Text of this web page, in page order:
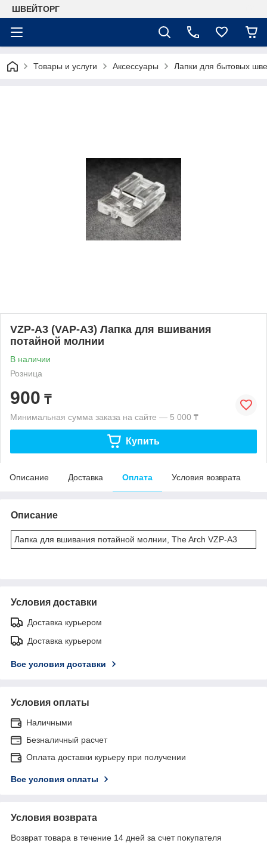
ШВЕЙТОРГ
Товары и услуги Аксессуары Лапки для бытовых
VZP-A3 (VAP-A3) Лапка для вшивания
потайной молнии
В наличии
Розница
900 ₸
Минимальная сумма заказа на сайте — 5 000 ₸
Купить
Описание Доставка Оплата Условия возврата
Описание
Лапка для вшивания потайной молнии, The Arch VZP-A3
Условия доставки
Доставка курьером
Доставка курьером
Все условия доставки
Условия оплаты
Наличными
Безналичный расчет
Оплата доставки курьеру при получении
Все условия оплаты
Условия возврата
Возврат товара в течение 14 дней за счет покупателя